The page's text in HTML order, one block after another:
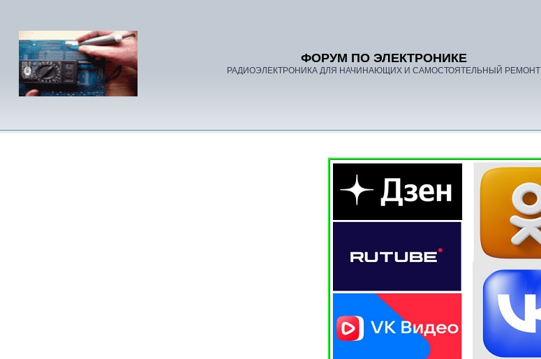
ФОРУМ ПО ЭЛЕКТРОНИКЕ
РАДИОЭЛЕКТРОНИКА ДЛЯ НАЧИНАЮЩИХ И САМОСТОЯТЕЛЬНЫЙ РЕМОНТ